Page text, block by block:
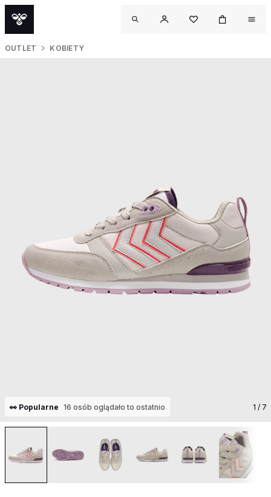
OUTLET KOBIETY
👀 Popularne 16 osób oglądało to ostatnio 1 / 7